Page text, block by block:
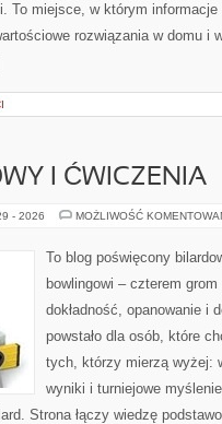
To miejsce, w którym informacje
rozwiązania w domu i
I ĆWICZENIA
- 2026 MOŻLIWOŚĆ
To blog poświęcony
bowlingowi – czterem
dokładność, opanowanie i
powstało dla osób, które
tych, którzy mierzą wyżej:
wyniki i turniejowe
Strona łączy wiedzę